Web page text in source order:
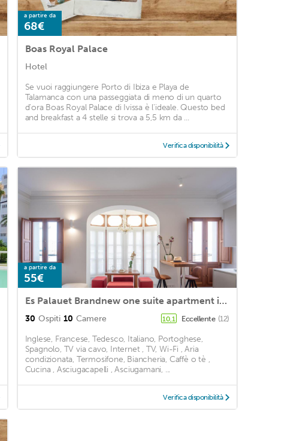
a partire da
68€
Boas Royal Palace
Hotel
Se vuoi raggiungere Porto di Ibiza e Playa de
Talamanca con una passeggiata di meno di un quarto
d'ora Boas Royal Palace di Ivissa è l'ideale. Questo bed
and breakfast a 4 stelle si trova a 5,5 km da ...
Verifica disponibilità
a partire da
55€
Es Palauet Brandnew one suite apartment in Ibiza center
30 Ospiti 10 Camere 10,1 Eccellente (12)
Inglese, Francese, Tedesco, Italiano, Portoghese,
Spagnolo, TV via cavo, Internet , TV, Wi-Fi , Aria
condizionata, Termosifone, Biancheria, Caffè o tè ,
Cucina , Asciugacapelli , Asciugamani, ...
Verifica disponibilità